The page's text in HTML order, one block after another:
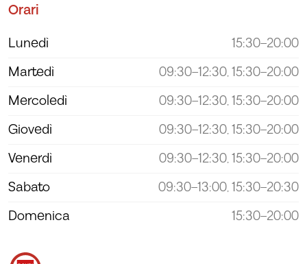
Orari
Lunedì
15:30–20:00
Martedì
09:30–12:30, 15:30–20:00
Mercoledì
09:30–12:30, 15:30–20:00
Giovedì
09:30–12:30, 15:30–20:00
Venerdì
09:30–12:30, 15:30–20:00
Sabato
09:30–13:00, 15:30–20:30
Domenica
15:30–20:00